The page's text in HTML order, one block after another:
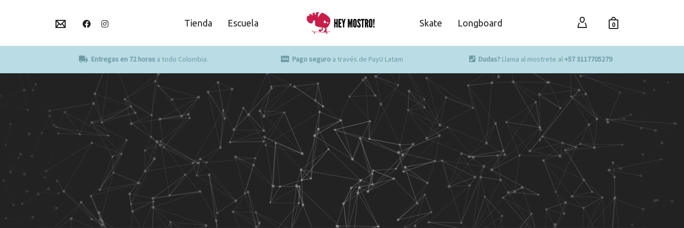
Tienda Escuela Skate Longboard 0
Entregas en 72 horas a todo Colombia. Pago seguro a través de PayU Latam Dudas?Llama al mostrete al+57 3117705279